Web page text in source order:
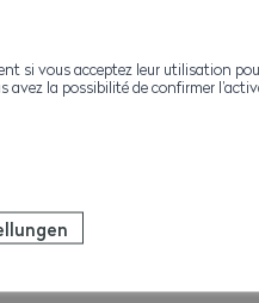
si vous acceptez leur utilisation
la possibilité de confirmer